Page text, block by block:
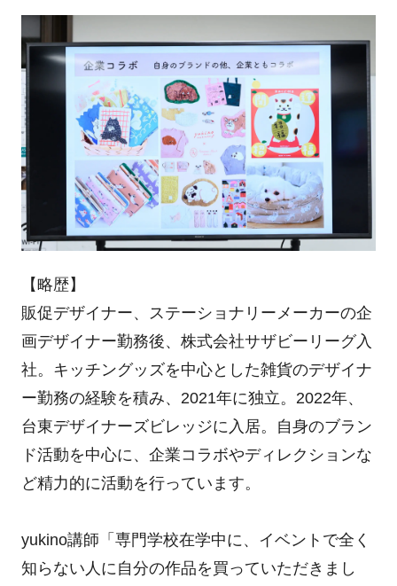
【略歴】
販促デザイナー、ステーショナリーメーカーの企
画デザイナー勤務後、株式会社サザビーリーグ入
社。キッチングッズを中心とした雑貨のデザイナ
ー勤務の経験を積み、2021年に独立。2022年、
台東デザイナーズビレッジに入居。自身のブラン
ド活動を中心に、企業コラボやディレクションな
ど精力的に活動を行っています。
yukino講師「専門学校在学中に、イベントで全く
知らない人に自分の作品を買っていただきまし